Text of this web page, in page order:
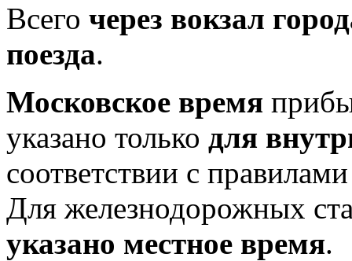
Всего через вокзал
поезда.
Московское время
указано только для
соответствии с
Для железнодорожных
указано местное время.